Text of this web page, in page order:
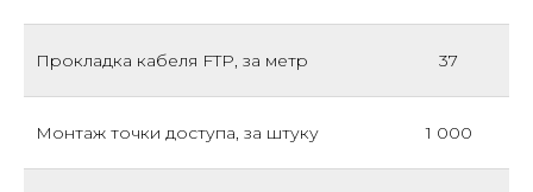
Прокладка кабеля FTP, за метр 37
Монтаж точки доступа, за штуку 1 000